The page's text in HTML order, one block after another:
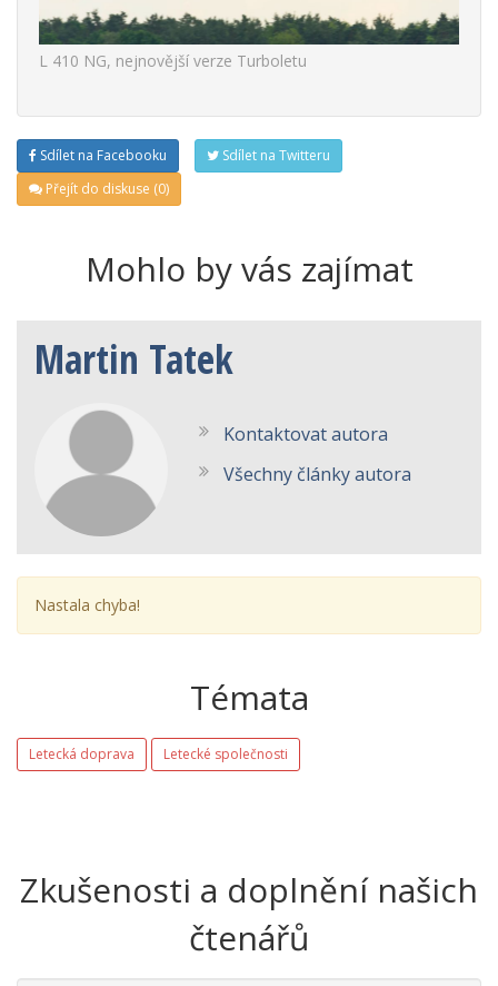
L 410 NG, nejnovější verze Turboletu
Sdílet na Facebooku
Sdílet na Twitteru
Přejít do diskuse (0)
Mohlo by vás zajímat
Martin Tatek
Kontaktovat autora
Všechny články autora
Nastala chyba!
Témata
Letecká doprava Letecké společnosti
Zkušenosti a doplnění našich
čtenářů